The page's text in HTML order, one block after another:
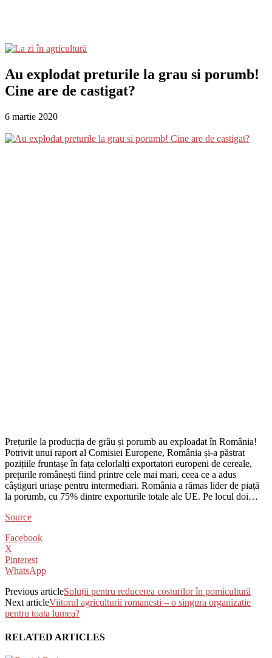
Au explodat preturile la grau si porumb!
Cine are de castigat?
6 martie 2020
Prețurile la producția de grâu și porumb au exploadat în România!
Potrivit unui raport al Comisiei Europene, România și-a păstrat
pozițiile fruntașe în fața celorlalți exportatori europeni de cereale,
prețurile românești fiind printre cele mai mari, ceea ce a adus
câștiguri uriașe pentru intermediari. România a rămas lider de piață
la porumb, cu 75% dintre exporturile totale ale UE. Pe locul doi…
Source
Facebook
X
Pinterest
WhatsApp
Previous articleSoluții pentru reducerea costurilor în pomicultură
Next articleViitorul agriculturii romanesti – o singura organizatie
pentru toata lumea?
RELATED ARTICLES